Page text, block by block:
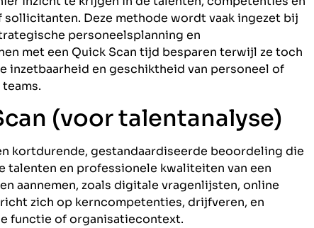
Deze methode wordt vaak ingezet bij
personeelsplanning en
met een Quick Scan tijd besparen terwijl ze toch
inzetbaarheid en geschiktheid van personeel of
(voor talentanalyse)
kortdurende, gestandaardiseerde beoordeling die
en professionele kwaliteiten van een
aannemen, zoals digitale vragenlijsten, online
zich op kerncompetenties, drijfveren, en
functie of organisatiecontext.